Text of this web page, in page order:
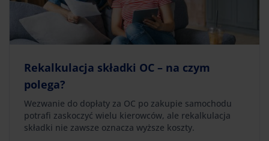
Rekalkulacja składki OC – na czym
polega?
Wezwanie do dopłaty za OC po zakupie samochodu
potrafi zaskoczyć wielu kierowców, ale rekalkulacja
składki nie zawsze oznacza wyższe koszty.